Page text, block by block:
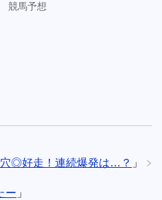
競馬予想
◎好走！連続爆発は…？ 」
ー 」